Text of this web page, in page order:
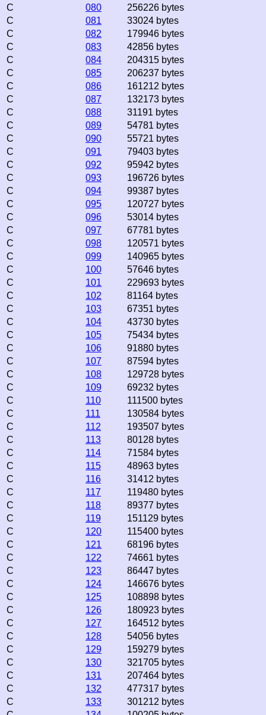
C
080
256226 bytes
C
081
33024 bytes
C
082
179946 bytes
C
083
42856 bytes
C
084
204315 bytes
C
085
206237 bytes
C
086
161212 bytes
C
087
132173 bytes
C
088
31191 bytes
C
089
54781 bytes
C
090
55721 bytes
C
091
79403 bytes
C
092
95942 bytes
C
093
196726 bytes
C
094
99387 bytes
C
095
120727 bytes
C
096
53014 bytes
C
097
67781 bytes
C
098
120571 bytes
C
099
140965 bytes
C
100
57646 bytes
C
101
229693 bytes
C
102
81164 bytes
C
103
67351 bytes
C
104
43730 bytes
C
105
75434 bytes
C
106
91880 bytes
C
107
87594 bytes
C
108
129728 bytes
C
109
69232 bytes
C
110
111500 bytes
C
111
130584 bytes
C
112
193507 bytes
C
113
80128 bytes
C
114
71584 bytes
C
115
48963 bytes
C
116
31412 bytes
C
117
119480 bytes
C
118
89377 bytes
C
119
151129 bytes
C
120
115400 bytes
C
121
68196 bytes
C
122
74661 bytes
C
123
86447 bytes
C
124
146676 bytes
C
125
108898 bytes
C
126
180923 bytes
C
127
164512 bytes
C
128
54056 bytes
C
129
159279 bytes
C
130
321705 bytes
C
131
207464 bytes
C
132
477317 bytes
C
133
301212 bytes